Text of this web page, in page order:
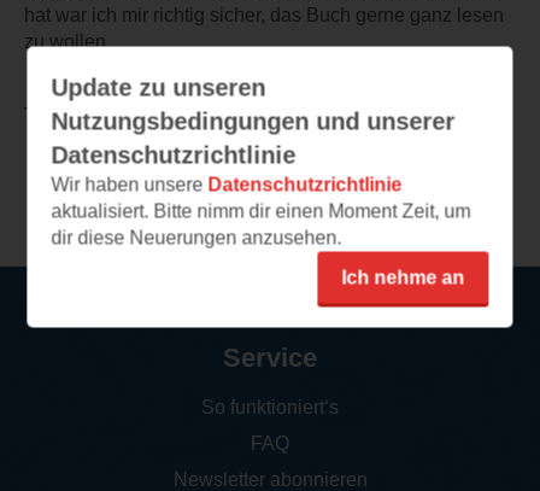
hat war ich mir richtig sicher, das Buch gerne ganz lesen
zu wollen
TEILEN
Weitere Leseeindrücke
Update zu unseren
Nutzungsbedingungen und unserer
Datenschutzrichtlinie
Wir haben unsere Datenschutzrichtlinie
aktualisiert. Bitte nimm dir einen Moment Zeit, um
dir diese Neuerungen anzusehen.
Ich nehme an
Service
So funktioniert‘s
FAQ
Newsletter abonnieren